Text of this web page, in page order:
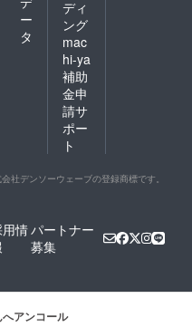
ー
タ
ディ
ング
mac
hi-ya
補助
金申
請サ
ポー
ト
社デンソーウェーブの登録商標です。
情パートナー
募集
へアンコール